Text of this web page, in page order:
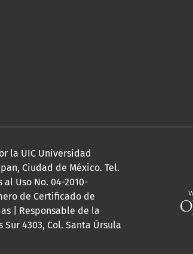
la UIC Universidad
Ciudad de México. Tel.
Uso No. 04-2010-
de Certificado de
| Responsable de la
4303, Col. Santa Úrsula